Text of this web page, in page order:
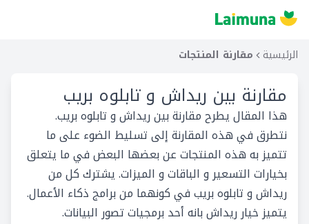
الرئيسية مقارنة المنتجات
مقارنة بين ريداش و تابلوه بريب
هذا المقال يطرح مقارنة بين ريداش و تابلوه بريب.
نتطرق في هذه المقارنة إلى تسليط الضوء على ما
تتميز به هذه المنتجات عن بعضها البعض في ما يتعلق
بخيارات التسعير و الباقات و الميزات. يشترك كل من
ريداش و تابلوه بريب في كونهما من برامج ذكاء الأعمال.
يتميز خيار ريداش بانه أحد برمجيات تصور البيانات.